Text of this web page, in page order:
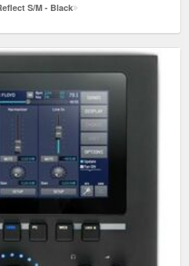
S/M - Black